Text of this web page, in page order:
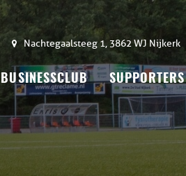
Nachtegaalsteeg 1, 3862 WJ Nijkerk
BUSINESSCLUB SUPPORTERS